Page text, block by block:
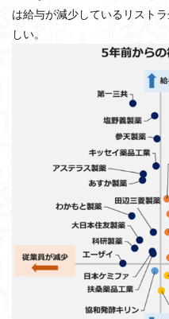
は給与が減少しているリスト
しい。